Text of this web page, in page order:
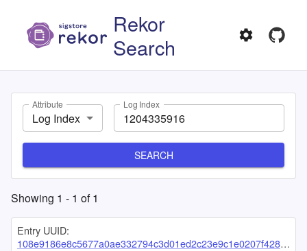
Rekor
Search
Attribute
Log Index
Log Index
SEARCH
Showing 1 - 1 of1
Entry UUID:
108e9186e8c5677a0ae332794c3d01ed2c23e9c1e0207f428c7f9a638260f04d4a25a073762b3021